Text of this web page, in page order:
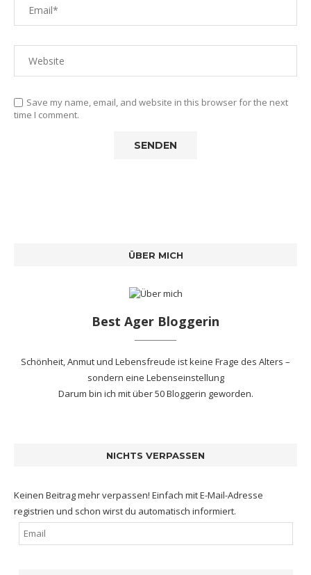
Save my name, email, and website in this browser for the next
time I comment.
ÜBER MICH
Best Ager Bloggerin
Schönheit, Anmut und Lebensfreude ist keine Frage des Alters –
sondern eine Lebenseinstellung
Darum bin ich mitüber 50 Bloggerin geworden.
NICHTS VERPASSEN
Keinen Beitrag mehr verpassen! Einfach mit E-Mail-Adresse
registrien und schon wirst du automatisch informiert.